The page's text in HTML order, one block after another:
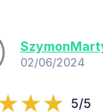
02/06/2024
5/5